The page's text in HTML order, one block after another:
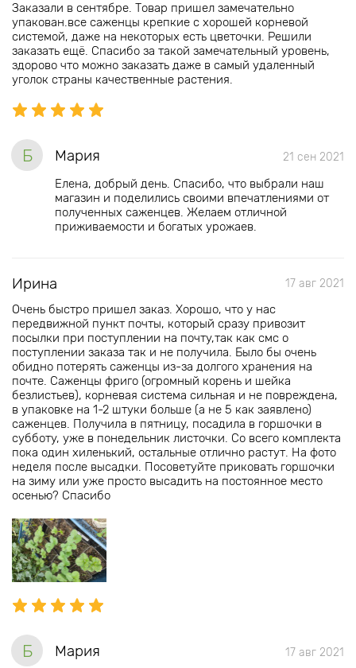
Заказали в сентябре. Товар пришел замечательно
упакован.все саженцы крепкие с хорошей корневой
системой, даже на некоторых есть цветочки. Решили
заказать ещё. Спасибо за такой замечательный уровень,
здорово что можно заказать даже в самый удаленный
уголок страны качественные растения.
Б Мария 21 сен 2021
Елена, добрый день. Спасибо, что выбрали наш
магазин и поделились своими впечатлениями от
полученных саженцев. Желаем отличной
приживаемости и богатых урожаев.
Ирина 17 авг 2021
Очень быстро пришел заказ. Хорошо, что у нас
передвижной пункт почты, который сразу привозит
посылки при поступлении на почту,так как смс о
поступлении заказа так и не получила. Было бы очень
обидно потерять саженцы из-за долгого хранения на
почте. Саженцы фриго (огромный корень и шейка
безлистьев), корневая система сильная и не повреждена,
в упаковке на 1-2 штуки больше (а не 5 как заявлено)
саженцев. Получила в пятницу, посадила в горшочки в
субботу, уже в понедельник листочки. Со всего комплекта
пока один хиленький, остальные отлично растут. На фото
неделя после высадки. Посоветуйте приковать горшочки
на зиму или уже просто высадить на постоянное место
осенью? Спасибо
Б Мария 17 авг 2021